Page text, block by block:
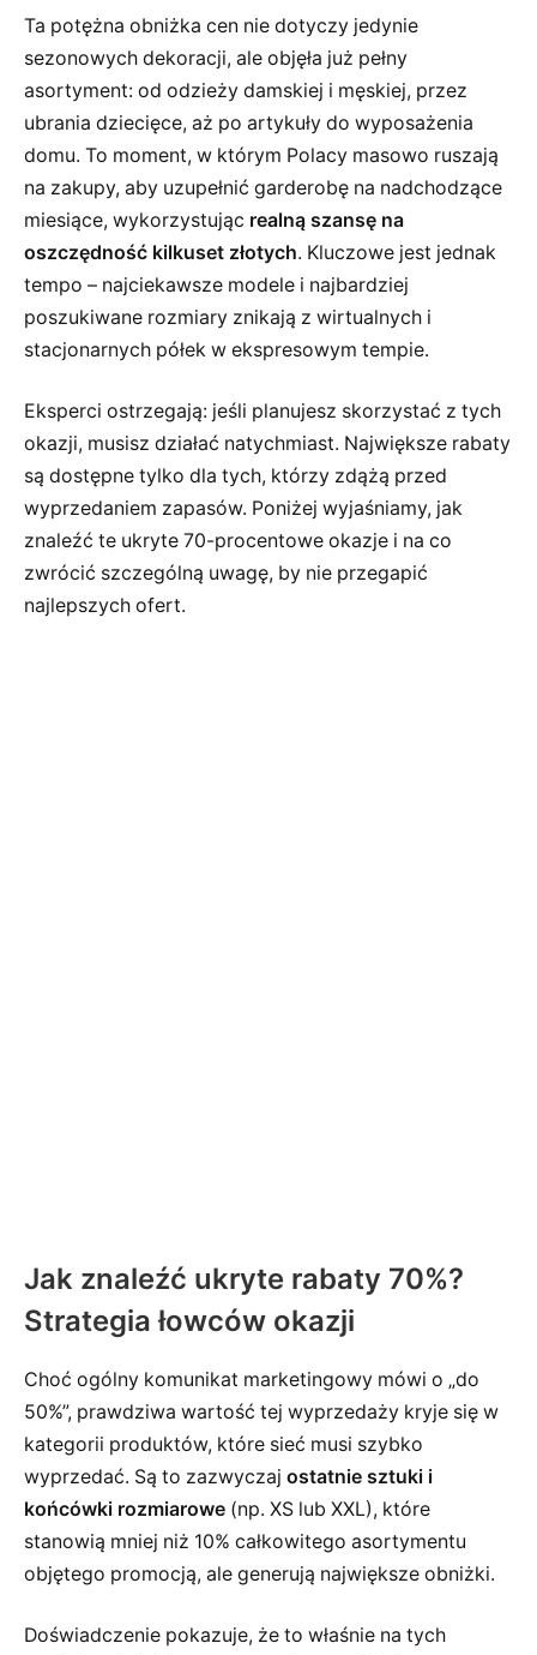
Ta potężna obniżka cen nie dotyczy jedynie
sezonowych dekoracji, ale objęła już pełny
asortyment: od odzieży damskiej i męskiej, przez
ubrania dziecięce, aż po artykuły do wyposażenia
domu. To moment, w którym Polacy masowo ruszają
na zakupy, aby uzupełnić garderobę na nadchodzące
miesiące, wykorzystując realną szansę na
oszczędność kilkuset złotych. Kluczowe jest jednak
tempo – najciekawsze modele i najbardziej
poszukiwane rozmiary znikają z wirtualnych i
stacjonarnych półek w ekspresowym tempie.
Eksperci ostrzegają: jeśli planujesz skorzystać z tych
okazji, musisz działać natychmiast. Największe rabaty
są dostępne tylko dla tych, którzy zdążą przed
wyprzedaniem zapasów. Poniżej wyjaśniamy, jak
znaleźć te ukryte 70-procentowe okazje i na co
zwrócić szczególną uwagę, by nie przegapić
najlepszych ofert.
Jak znaleźć ukryte rabaty 70%?
Strategia łowców okazji
Choć ogólny komunikat marketingowy mówi o „do
50%”, prawdziwa wartość tej wyprzedaży kryje się w
kategorii produktów, które sieć musi szybko
wyprzedać. Są to zazwyczaj ostatnie sztuki i
końcówki rozmiarowe (np. XS lub XXL), które
stanowią mniej niż 10% całkowitego asortymentu
objętego promocją, ale generują największe obniżki.
Doświadczenie pokazuje, że to właśnie na tych